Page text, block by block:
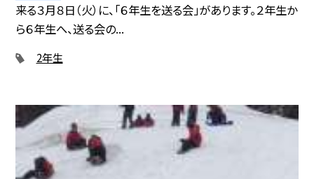
来る３月８日（火）に、「６年生を送る会」があります。２年生か
ら６年生へ、送る会の...
2年生